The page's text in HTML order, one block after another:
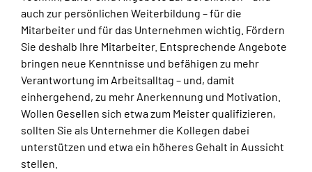
auch zur persönlichen Weiterbildung – für die
Mitarbeiter und für das Unternehmen wichtig. Fördern
Sie deshalb Ihre Mitarbeiter. Entsprechende Angebote
bringen neue Kenntnisse und befähigen zu mehr
Verantwortung im Arbeitsalltag – und, damit
einhergehend, zu mehr Anerkennung und Motivation.
Wollen Gesellen sich etwa zum Meister qualifizieren,
sollten Sie als Unternehmer die Kollegen dabei
unterstützen und etwa ein höheres Gehalt in Aussicht
stellen.